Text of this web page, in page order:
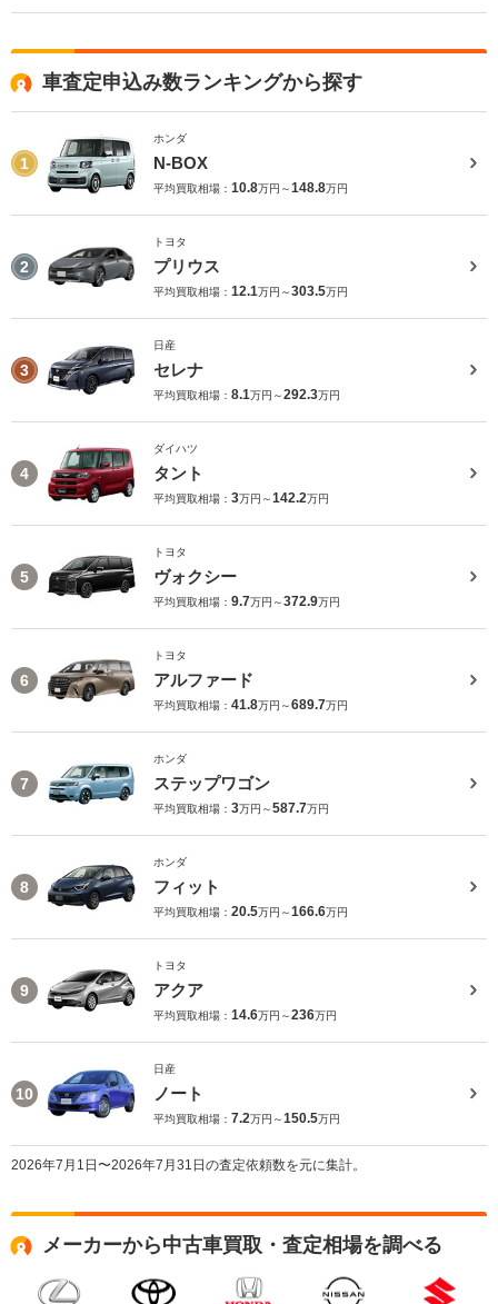
車査定申込み数ランキングから探す
1
ホンダ
N-BOX
平均買取相場： 10.8万円～148.8万円
2
トヨタ
プリウス
平均買取相場： 12.1万円～303.5万円
3
日産
セレナ
平均買取相場： 8.1万円～292.3万円
4
ダイハツ
タント
平均買取相場： 3万円～142.2万円
5
トヨタ
ヴォクシー
平均買取相場： 9.7万円～372.9万円
6
トヨタ
アルファード
平均買取相場： 41.8万円～689.7万円
7
ホンダ
ステップワゴン
平均買取相場： 3万円～587.7万円
8
ホンダ
フィット
平均買取相場： 20.5万円～166.6万円
9
トヨタ
アクア
平均買取相場： 14.6万円～236万円
10
日産
ノート
平均買取相場： 7.2万円～150.5万円
2026年7月1日〜2026年7月31日の査定依頼数を元に集計。
メーカーから中古車買取・査定相場を調べる